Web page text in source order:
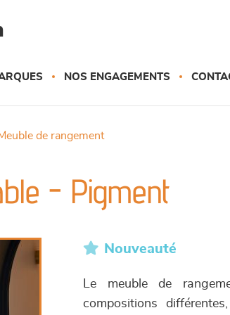
NOS ENGAGEMENTS
meuble de rangement
- Pigment
Nouveauté
Le meuble de
compositions